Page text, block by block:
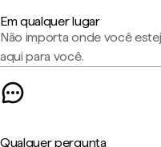
Em qualquer lugar
Não importa onde você
aqui para você.
Qualquer pergunta